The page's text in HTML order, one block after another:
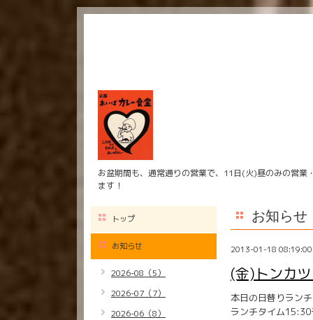
お盆期間も、通常通りの営業で、11日(火)昼のみの営
ます！
お知らせ
2013-01-18 08:19:00
(金)トンカ
本日の日替りラン
ランチタイム
トップ
お知らせ
2026-08（5）
2026-07（7）
2026-06（8）